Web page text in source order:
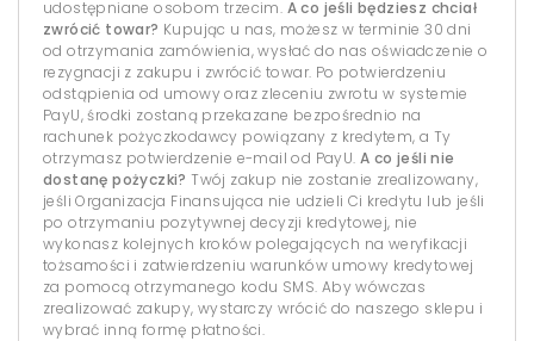
udostępniane osobom trzecim. A co jeśli będziesz chciał
zwrócić towar? Kupując u nas, możesz w terminie 30 dni
od otrzymania zamówienia, wysłać do nas oświadczenie o
rezygnacji z zakupu i zwrócić towar. Po potwierdzeniu
odstąpienia od umowy oraz zleceniu zwrotu w systemie
PayU, środki zostaną przekazane bezpośrednio na
rachunek pożyczkodawcy powiązany z kredytem, a Ty
otrzymasz potwierdzenie e-mail od PayU. A co jeśli nie
dostanę pożyczki? Twój zakup nie zostanie zrealizowany,
jeśli Organizacja Finansująca nie udzieli Ci kredytu lub jeśli
po otrzymaniu pozytywnej decyzji kredytowej, nie
wykonasz kolejnych kroków polegających na weryfikacji
tożsamości i zatwierdzeniu warunków umowy kredytowej
za pomocą otrzymanego kodu SMS. Aby wówczas
zrealizować zakupy, wystarczy wrócić do naszego sklepu i
wybrać inną formę płatności.